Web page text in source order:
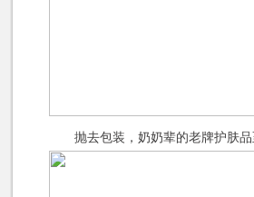
抛去包装，奶奶辈的老牌护肤